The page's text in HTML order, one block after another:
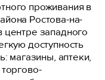
проживания в
Ростова-на-
западного
доступность
магазины, аптеки,